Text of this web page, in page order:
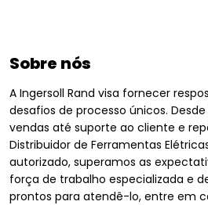
Sobre nós
A Ingersoll Rand visa fornecer
desafios de processo únicos.
vendas até suporte ao cliente e
Distribuidor de Ferramentas
autorizado, superamos as
força de trabalho especializada e
prontos para atendê-lo, entre em